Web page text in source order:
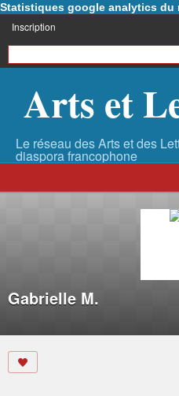
Statistiques google analytics du
Inscription
Arts et
Gabrielle M.